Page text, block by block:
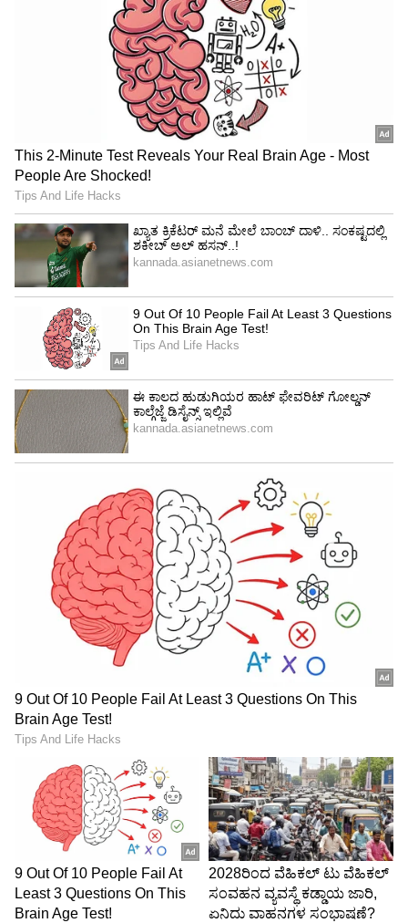
ಮತ್ತು ದೇಹಕ್ಕೂ ಹೆಚ್ಚು ಪ್ರಯೋಜನವಾಗುತ್ತದೆ. ಹಾಗೆಯೇ
ಬೆಣ್ಣೆ, ಕೆನೆ ಅಥವಾ ಹೆಚ್ಚಿನ ಕೊಬ್ಬಿನ ಸಾಸ್‌ಗಳನ್ನು ಬಳಸಿ
ತಯಾರಿಸಿದ ಮೀನು ಪದಾರ್ಥಗಳನ್ನು ಮಿತವಾಗಿ
ಸೇವಿಸುವುದು ಒಳಿತು. ಇವು ಯಕೃತ್ತಿನ ಸಮಸ್ಯೆಯನ್ನು
ಮತ್ತಷ್ಟು ಹೆಚ್ಚಿಸಬಹುದು. ಈಗಾಗಲೇ ಕೊಬ್ಬಿನ
ಪಿತ್ತಜನಕಾಂಗದ ಸಮಸ್ಯೆ ಇರುವವರು ಸ್ವಯಂ ಚಿಕಿತ್ಸೆ
ಮಾಡಿಕೊಳ್ಳದೆ ಯಕೃತ್ತಿನ ತಜ್ಞರು ಅಥವಾ ಪೌಷ್ಟಿಕ ತಜ್ಞರ
ಸಲಹೆ ಪಡೆದು ಆಹಾರ ಯೋಜನೆ ರೂಪಿಸಿಕೊಳ್ಳುವುದು
ಉತ್ತಮ. ಸರಿಯಾದ ಆಹಾರ, ನಿಯಮಿತ ವ್ಯಾಯಾಮ ಮತ್ತು
ಆರೋಗ್ಯಕರ ಜೀವನಶೈಲಿಯನ್ನು ಅನುಸರಿಸಿದರೆ ಯಕೃತ್ತಿನ
ಆರೋಗ್ಯವನ್ನು ಕಾಪಾಡಿಕೊಳ್ಳಲು ಮತ್ತು ಕೊಬ್ಬಿನ
ಪಿತ್ತಜನಕಾಂಗದ ಕಾಯಿಲೆಯ ಅಪಾಯವನ್ನು ಕಡಿಮೆ
ಮಾಡಿಕೊಳ್ಳಲು ಸಾಧ್ಯ.